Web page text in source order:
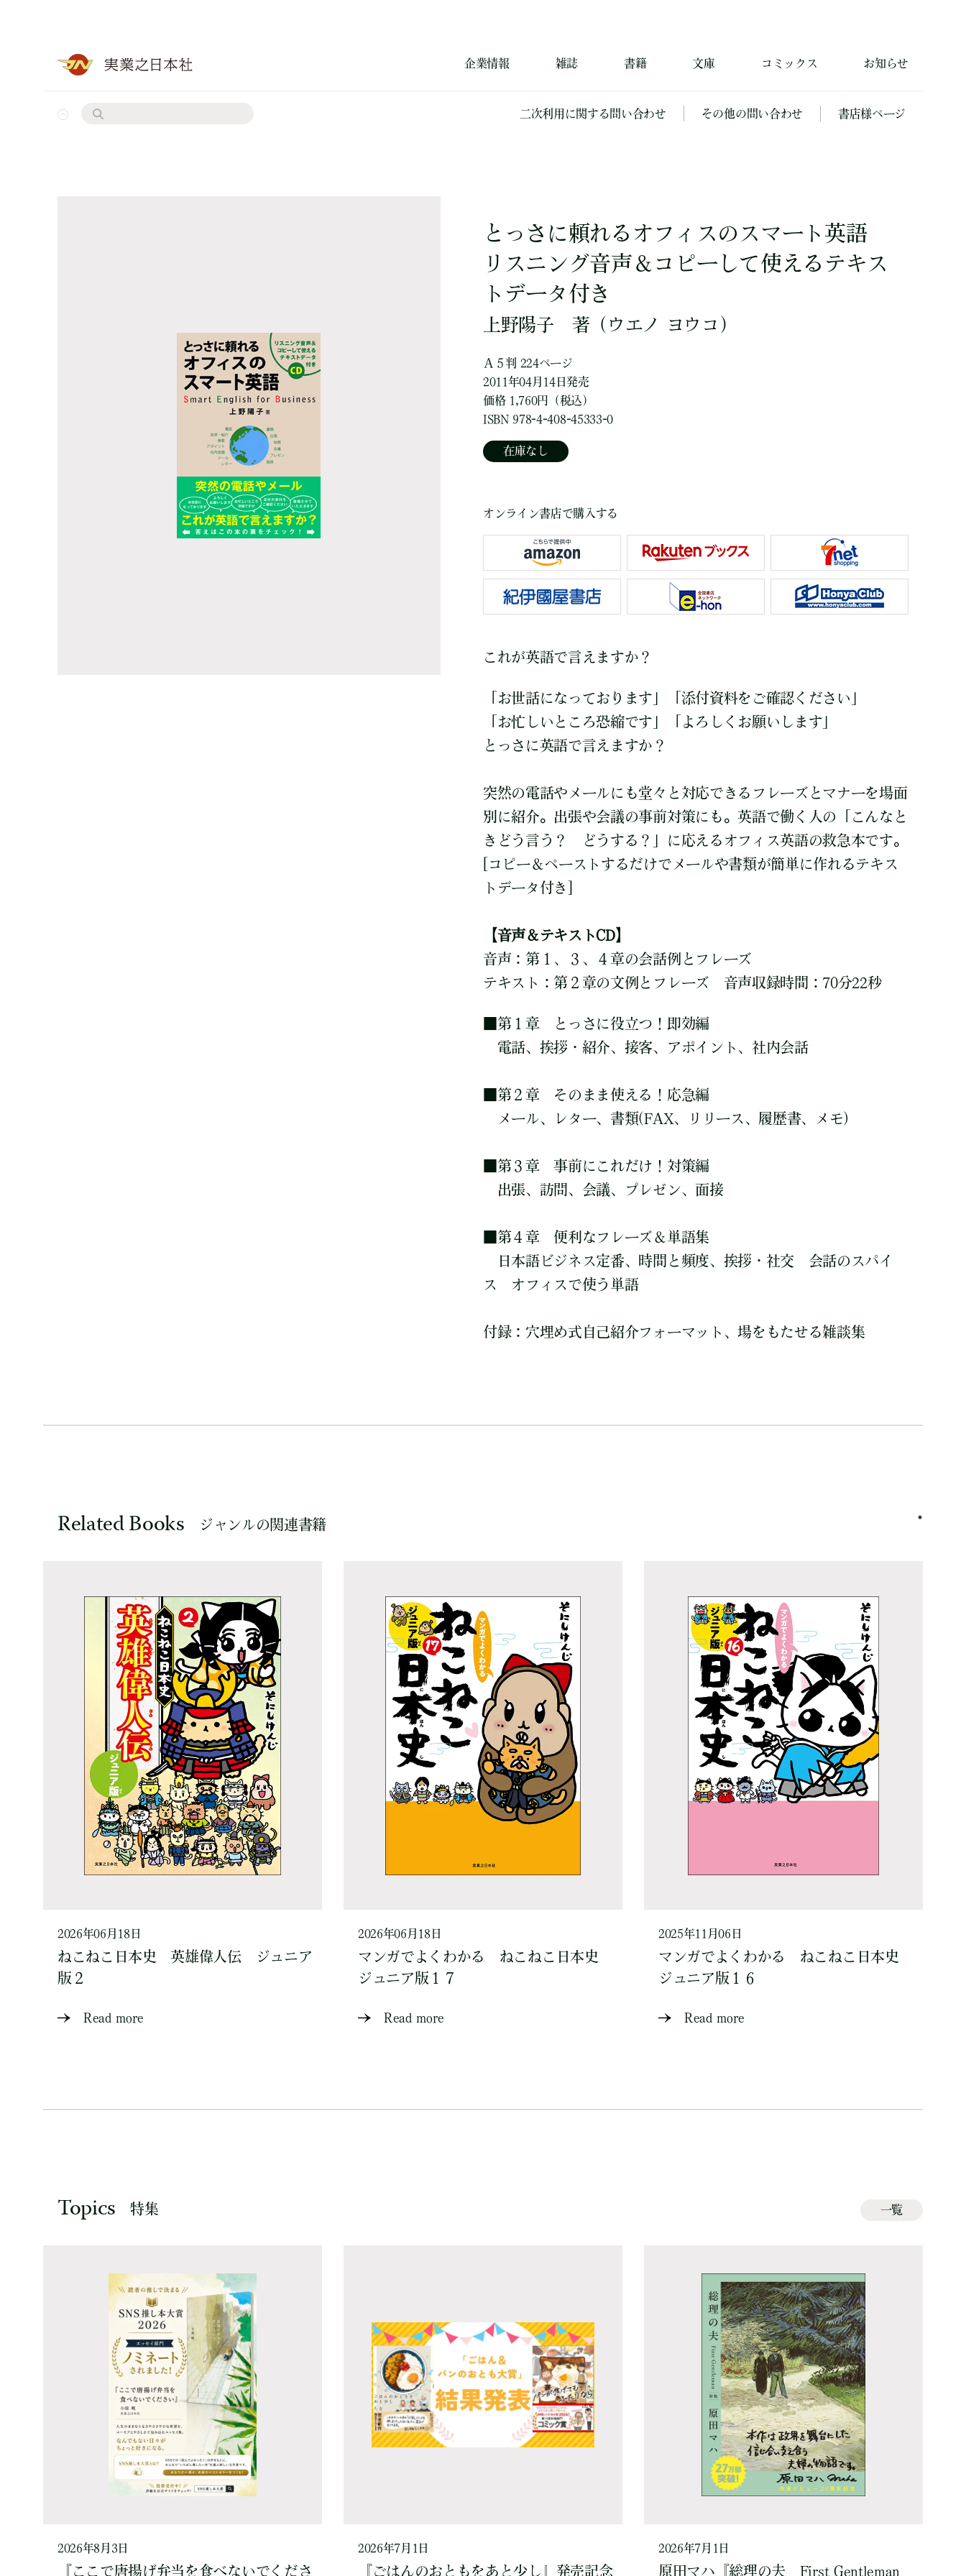
企業情報 雑誌 書籍 文庫 コミックス お知らせ
二次利用に関する問い合わせ その他の問い合わせ 書店様ページ
とっさに頼れるオフィスのスマート英語
リスニング音声＆コピーして使えるテキス
トデータ付き
上野陽子 著 （ウエノ ヨウコ）
Ａ５判 224ページ
2011年04月14日発売
価格 1,760円（税込）
ISBN 978-4-408-45333-0
在庫なし
オンライン書店で購入する
これが英語で言えますか？
「お世話になっております」「添付資料をご確認ください」
「お忙しいところ恐縮です」「よろしくお願いします」
とっさに英語で言えますか？
突然の電話やメールにも堂々と対応できるフレーズとマナーを場面
別に紹介。出張や会議の事前対策にも。英語で働く人の「こんなと
きどう言う？ どうする？」に応えるオフィス英語の救急本です。
[コピー＆ペーストするだけでメールや書類が簡単に作れるテキス
トデータ付き]
【音声＆テキストCD】
音声：第１、３、４章の会話例とフレーズ
テキスト：第２章の文例とフレーズ 音声収録時間：70分22秒
第１章 とっさに役立つ！即効編
電話、挨拶・紹介、接客、アポイント、社内会話
第２章 そのまま使える！応急編
メール、レター、書類(FAX、リリース、履歴書、メモ)
第３章 事前にこれだけ！対策編
出張、訪問、会議、プレゼン、面接
第４章 便利なフレーズ＆単語集
日本語ビジネス定番、時間と頻度、挨拶・社交 会話のスパイ
ス オフィスで使う単語
付録：穴埋め式自己紹介フォーマット、場をもたせる雑談集
Related Books ジャンルの関連書籍
2026年06月18日
ねこねこ日本史 英雄偉人伝 ジュニア
版２
Read more
2026年06月18日
マンガでよくわかる ねこねこ日本史
ジュニア版１７
Read more
2025年11月06日
マンガでよくわかる ねこねこ日本史
ジュニア版１６
Read more
Topics 特集 一覧
2026年8月3日
『ここで唐揚げ弁当を食べないでくださ
2026年7月1日
『ごはんのおともをあと少し』発売記念
2026年7月1日
原田マハ『総理の夫 First Gentleman